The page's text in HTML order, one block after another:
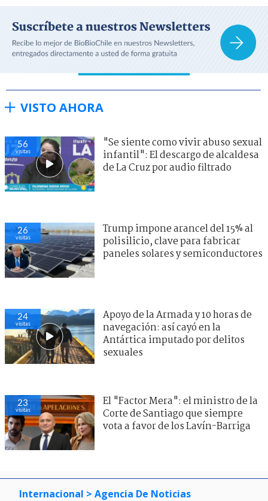
VISTO AHORA
56
visitas
"Se siente como vivir abuso sexual
infantil": El descargo de alcaldesa
de La Cruz por audio filtrado
26
visitas
Trump impone arancel del 15% al
polisilicio, clave para fabricar
paneles solares y semiconductores
24
visitas
Apoyo de la Armada y 10 horas de
navegación: así cayó en la
Antártica imputado por delitos
sexuales
23
visitas
El "Factor Mera": el ministro de la
Corte de Santiago que siempre
vota a favor de los Lavín-Barriga
Internacional > Agencia De Noticias